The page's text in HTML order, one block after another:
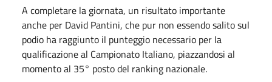
A completare la giornata, un risultato importante
anche per David Pantini, che pur non essendo salito sul
podio ha raggiunto il punteggio necessario per la
qualificazione al Campionato Italiano, piazzandosi al
momento al 35° posto del ranking nazionale.